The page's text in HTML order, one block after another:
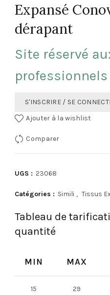
Expansé
dérapant
Site réservé
professionnels
S'INSCRIRE / SE
Ajouter à la wishlist
Comparer
UGS : 23068
Catégories : Simili , Tissus
Tableau de
quantité
MIN MAX
15 29